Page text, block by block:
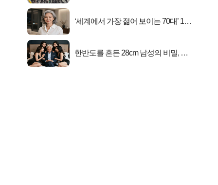
‘세계에서 가장 젊어 보이는 70대’ 1위
한반도를 흔든 28cm 남성의 비밀, 매